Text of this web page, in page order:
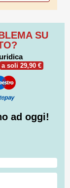
SU
a soli 29,90 €
ad oggi!